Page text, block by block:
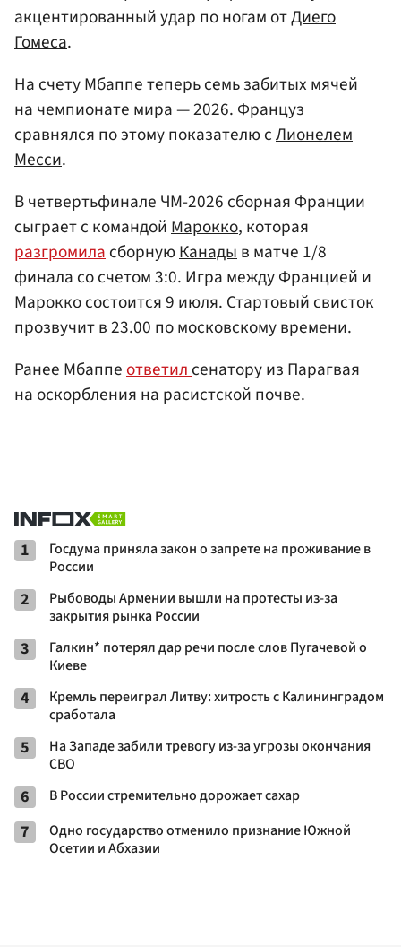
акцентированный удар по ногам отДиего
Гомеса.
На счету Мбаппе теперь семь забитых мячей
на чемпионате мира — 2026. Француз
сравнялся по этому показателю сЛионелем
Месси.
В четвертьфинале ЧМ-2026 сборная Франции
сыграет с командойМарокко, которая
разгромиласборнуюКанадыв матче 1/8
финала со счетом 3:0. Игра между Францией и
Марокко состоится 9 июля. Стартовый свисток
прозвучит в 23.00 по московскому времени.
Ранее Мбаппеответилсенатору из Парагвая
на оскорбления на расистской почве.
1
Госдума приняла закон о запрете на проживание в
России
2
Рыбоводы Армении вышли на протесты из-за
закрытия рынка России
3
Галкин* потерял дар речи после слов Пугачевой о
Киеве
4
Кремль переиграл Литву: хитрость с Калининградом
сработала
5
На Западе забили тревогу из-за угрозы окончания
СВО
6 В России стремительно дорожает сахар
7
Одно государство отменило признание Южной
Осетии и Абхазии